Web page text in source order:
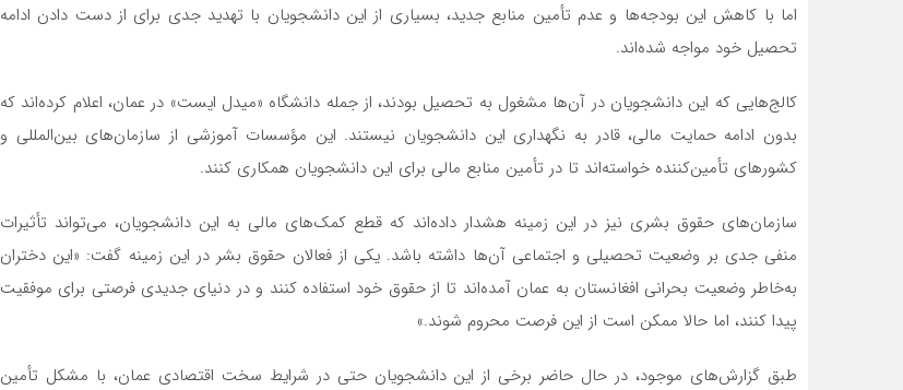
اما با کاهش این بودجه‌ها و عدم تأمین منابع جدید، بسیاری از این دانشجویان با تهدید جدی برای از دست دادن ادامه
تحصیل خود مواجه شده‌اند.
کالج‌هایی که این دانشجویان در آن‌ها مشغول به تحصیل بودند، از جمله دانشگاه «میدل ایست» در عمان، اعلام کرده‌اند که
بدون ادامه حمایت مالی، قادر به نگهداری این دانشجویان نیستند. این مؤسسات آموزشی از سازمان‌های بین‌المللی و
کشورهای تأمین‌کننده خواسته‌اند تا در تأمین منابع مالی برای این دانشجویان همکاری کنند.
سازمان‌های حقوق بشری نیز در این زمینه هشدار داده‌اند که قطع کمک‌های مالی به این دانشجویان، می‌تواند تأثیرات
منفی جدی بر وضعیت تحصیلی و اجتماعی آن‌ها داشته باشد. یکی از فعالان حقوق بشر در این زمینه گفت: «این دختران
به‌خاطر وضعیت بحرانی افغانستان به عمان آمده‌اند تا از حقوق خود استفاده کنند و در دنیای جدیدی فرصتی برای موفقیت
پیدا کنند، اما حالا ممکن است از این فرصت محروم شوند.»
طبق گزارش‌های موجود، در حال حاضر برخی از این دانشجویان حتی در شرایط سخت اقتصادی عمان، با مشکل تأمین